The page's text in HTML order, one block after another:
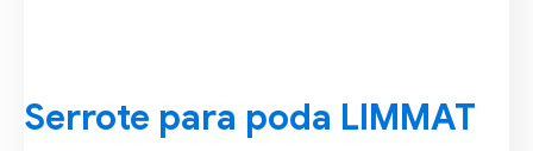
Serrote para poda LIMMAT